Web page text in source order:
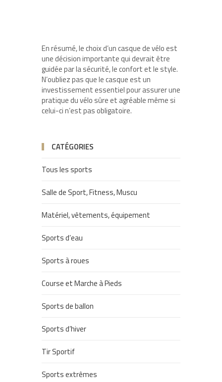
En résumé, le choix d’un casque de vélo est
une décision importante qui devrait être
guidée par la sécurité, le confort et le style.
N’oubliez pas que le casque est un
investissement essentiel pour assurer une
pratique du vélo sûre et agréable même si
celui-ci n’est pas obligatoire.
CATÉGORIES
Tous les sports
Salle de Sport, Fitness, Muscu
Matériel, vêtements, équipement
Sports d’eau
Sports à roues
Course et Marche à Pieds
Sports de ballon
Sports d’hiver
Tir Sportif
Sports extrêmes